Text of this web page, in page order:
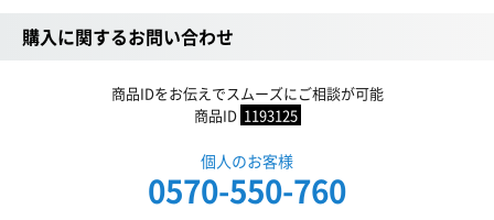
購入に関するお問い合わせ
商品IDをお伝えでスムーズにご相談が可能
商品ID 1193125
個人のお客様
0570-550-760